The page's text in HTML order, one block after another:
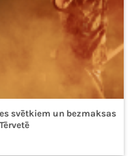
svētkiem un bezmaksas